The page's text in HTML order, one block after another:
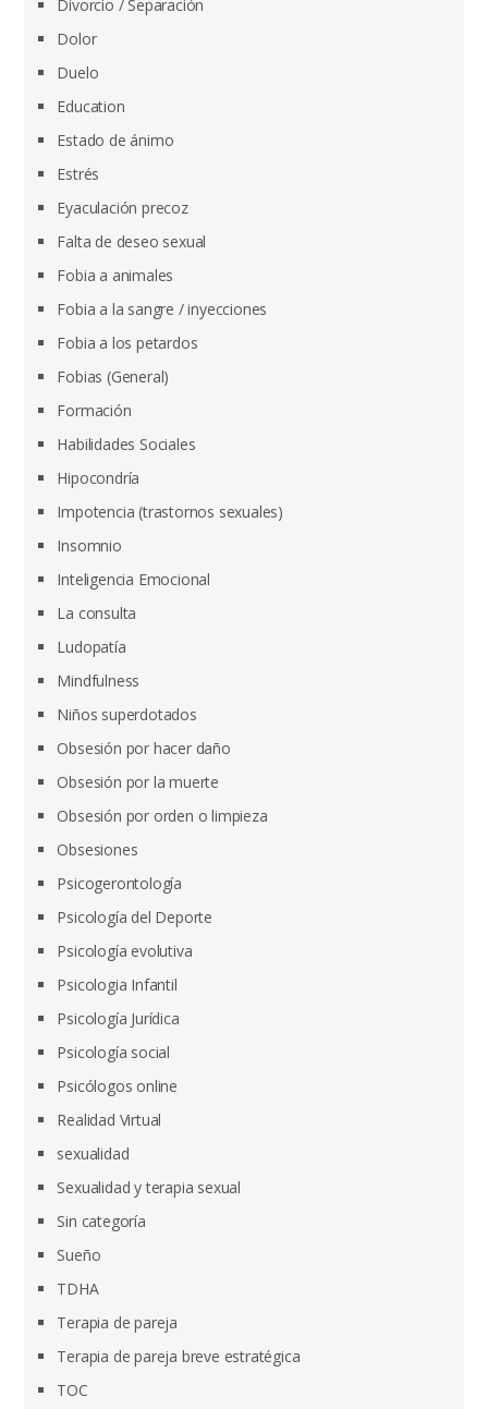
Divorcio / Separación
Dolor
Duelo
Education
Estado de ánimo
Estrés
Eyaculación precoz
Falta de deseo sexual
Fobia a animales
Fobia a la sangre / inyecciones
Fobia a los petardos
Fobias (General)
Formación
Habilidades Sociales
Hipocondría
Impotencia (trastornos sexuales)
Insomnio
Inteligencia Emocional
La consulta
Ludopatía
Mindfulness
Niños superdotados
Obsesión por hacer daño
Obsesión por la muerte
Obsesión por orden o limpieza
Obsesiones
Psicogerontología
Psicología del Deporte
Psicología evolutiva
Psicologia Infantil
Psicología Jurídica
Psicología social
Psicólogos online
Realidad Virtual
sexualidad
Sexualidad y terapia sexual
Sin categoría
Sueño
TDHA
Terapia de pareja
Terapia de pareja breve estratégica
TOC